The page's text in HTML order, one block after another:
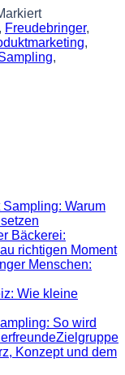
, Freudebringer,
,
,
Warum
Bäckerei:
richtigen Moment
Menschen:
Wie kleine
So wird
Konzept und dem